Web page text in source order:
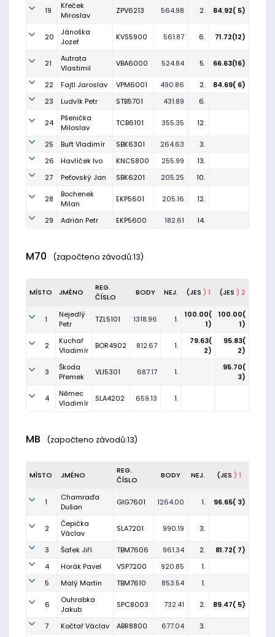
19
Křeček
Miroslav
ZPV6213 564.98 2. 84.92( 5)
20
Jánoška
Jozef
KVS5900 561.87 6. 71.72(12)
21
Autrata
Vlastimil
VBA6000 524.84 5. 66.63(16)
22 Fajtl Jaroslav VPM6001 490.86 2.
84.69( 6)
23
Ludvík Petr STB5701 431.89 6.
24
Pšenička
Miloslav
TCB6101 355.35 12.
25 Buřt Vladimír SBK6301 264.63
3.
26
Havlíček Ivo KNC5800 255.99
13.
27
Peťovský Jan SBK6201 205.25 10.
28
Bochenek
Milan
EKP5601 205.16 12.
29 Adrián Petr EKP5600 182.61 14.
M70 (započteno závodů:13)
MÍSTO JMÉNO
REG.
ČÍSLO
BODY NEJ. (JES ) 1 (JES ) 2
1
Nejedlý
Petr
TZL5101 1318.96 1.
100.00(
1)
100.00(
1)
2
Kuchař
Vladimír
BOR4902 812.67 1.
79.63(
2)
95.83(
2)
3
Škoda
Přemek
VLI5301 687.17 1.
95.70(
3)
4
Němec
Vladimír
SLA4202 659.13 1.
MB (započteno závodů:13)
MÍSTO JMÉNO
REG.
ČÍSLO
BODY NEJ. (JES ) 1
1
Chamraďa
Dušan
GIG7601 1264.00 1. 96.65( 3)
2
Čepička
Václav
SLA7201 990.19 3.
3 Šafek Jiří TBM7606 961.34 2.
81.72( 7)
4
Horák Pavel VSP7200 920.85
1.
5
Malý Martin TBM7610 853.54 1.
6
Ouhrabka
Jakub
SPC8003 732.41 2. 89.47( 5)
7 Kočtař Václav ABR8800 677.04 3.